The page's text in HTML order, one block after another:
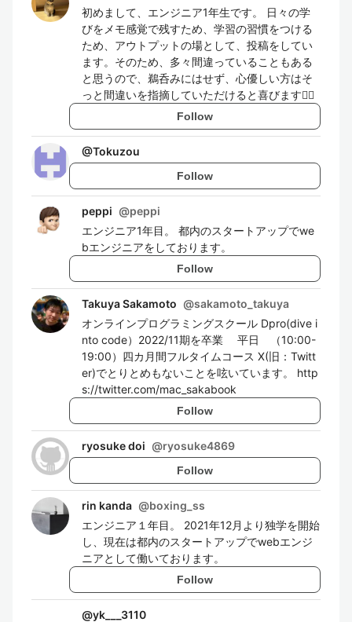
初めまして、エンジニア1年生です。 日々の学
びをメモ感覚で残すため、学習の習慣をつける
ため、アウトプットの場として、投稿をしてい
ます。そのため、多々間違っていることもある
と思うので、鵜呑みにはせず、心優しい方はそ
っと間違いを指摘していただけると喜びます🙇‍♂️
Follow
@Tokuzou
Follow
peppi @peppi
エンジニア1年目。 都内のスタートアップでwe
bエンジニアをしております。
Follow
Takuya Sakamoto @sakamoto_takuya
オンラインプログラミングスクール Dpro(dive i
nto code）2022/11期を卒業 平日 （10:00-
19:00）四カ月間フルタイムコース X(旧：Twitt
er)でとりとめもないことを呟いています。 http
s://twitter.com/mac_sakabook
Follow
ryosuke doi @ryosuke4869
Follow
rin kanda @boxing_ss
エンジニア１年目。 2021年12月より独学を開始
し、現在は都内のスタートアップでwebエンジ
ニアとして働いております。
Follow
@yk___3110